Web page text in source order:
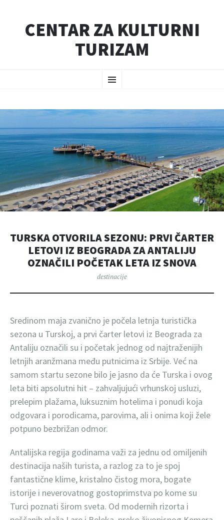
CENTAR ZA KULTURNI
TURIZAM
Menu
TO
TURSKA OTVORILA SEZONU: PRVI ČARTER
LETOVI IZ BEOGRADA ZA ANTALIJU
OZNAČILI POČETAK LETA IZ SNOVA
destinacije
Sredinom maja zvanično je počela letnja turistička
sezona u Turskoj, a prvi čarter letovi iz Beograda za
Antaliju označili su i početak jednog od najtraženijih
letnjih aranžmana među putnicima iz Srbije. Već na
samom startu sezone bilo je jasno da će Turska i ovog
leta biti apsolutni hit – zahvaljujući vrhunskoj usluzi,
prelepim plažama, luksuznim hotelima i ponudi koja
odgovara i porodicama, parovima, ali i onima koji žele
potpuno bezbrižan odmor.
Antalijska regija godinama važi za jednu od omiljenih
destinacija naših turista, a razlog za to je spoj
fantastične klime, kristalno čistog mora, bogate
istorije i neverovatnog gostoprimstva po kome su
Turci poznati širom sveta. Od modernih rizorta i